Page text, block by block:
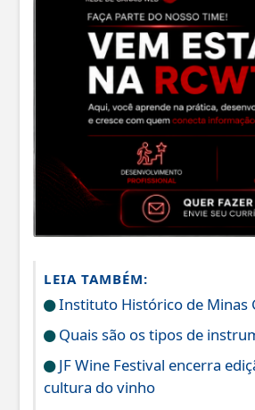
LEIA TAMBÉM:
Instituto Histórico de Minas
Quais são os tipos de
JF Wine Festival encerra
cultura do vinho